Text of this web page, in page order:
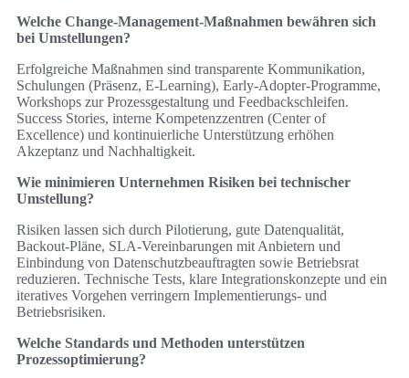
Welche Change‑Management‑Maßnahmen bewähren sich
bei Umstellungen?
Erfolgreiche Maßnahmen sind transparente Kommunikation,
Schulungen (Präsenz, E‑Learning), Early‑Adopter‑Programme,
Workshops zur Prozessgestaltung und Feedbackschleifen.
Success Stories, interne Kompetenzzentren (Center of
Excellence) und kontinuierliche Unterstützung erhöhen
Akzeptanz und Nachhaltigkeit.
Wie minimieren Unternehmen Risiken bei technischer
Umstellung?
Risiken lassen sich durch Pilotierung, gute Datenqualität,
Backout‑Pläne, SLA‑Vereinbarungen mit Anbietern und
Einbindung von Datenschutzbeauftragten sowie Betriebsrat
reduzieren. Technische Tests, klare Integrationskonzepte und ein
iteratives Vorgehen verringern Implementierungs‑ und
Betriebsrisiken.
Welche Standards und Methoden unterstützen
Prozessoptimierung?